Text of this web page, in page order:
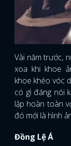
Vài năm trước,
xoa khi khoe
khoe khéo vóc
có gì đáng nói
lập hoàn toàn
đó mới là hình
Đồng Lệ Á